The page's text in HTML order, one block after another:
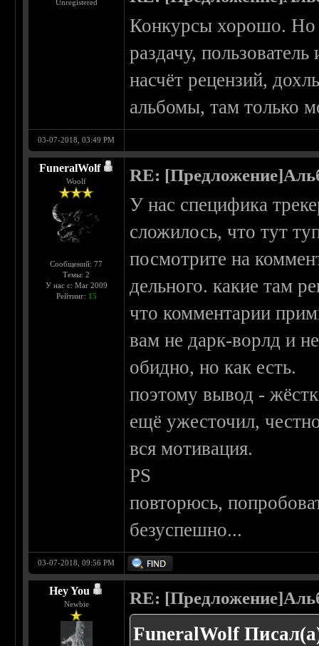
Unregistered
Конкурсы хорошо.
раздачу,
насчёт рецензий,
альбомы, там только
03-07-2018, 03:49 PM
FuneralWolf
Woolf
Сообщений: 77
Темы: 2
У нас с: Mar 2009
Рейтинг: 15
RE:
У нас специфика
сложилось, что тут
посмотрите на
дельного. какие там
что комментарии
вам не дарк-ворлд и
обидно, но как есть.
поэтому вывод -
ещё ужесточил,
вся мотивация.
PS
повторюсь,
безуспешно...
03-07-2018, 09:56 PM
Hey You
Newbie RE:
FuneralWolf